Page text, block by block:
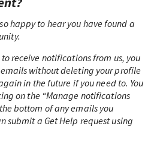
happy to hear you have found a
receive notifications from us, you
without deleting your profile
in the future if you need to. You
on the “Manage notifications
bottom of any emails you
submit a Get Help request using